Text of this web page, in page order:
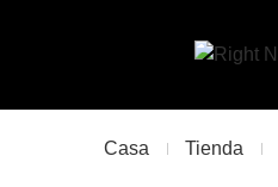
Casa Tienda